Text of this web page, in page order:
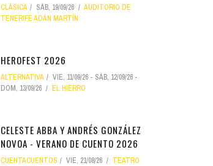
CLÁSICA SÁB, 19/09/26
AUDITORIO DE
TENERIFE ADÁN MARTÍN
HEROFEST 2026
ALTERNATIVA VIE, 11/09/26 - SÁB, 12/09/26 -
DOM, 13/09/26
EL HIERRO
CELESTE ABBA Y ANDRÉS GONZÁLEZ
NOVOA - VERANO DE CUENTO 2026
CUENTACUENTOS VIE, 21/08/26
TEATRO